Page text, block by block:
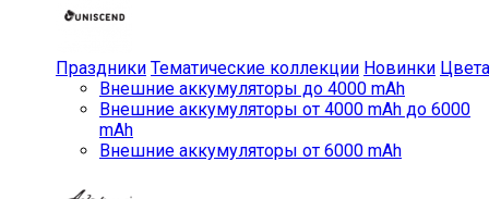
Праздники Тематические коллекции Новинки Цвета
Внешние аккумуляторы до 4000 mAh
Внешние аккумуляторы от 4000 mAh до 6000
mAh
Внешние аккумуляторы от 6000 mAh